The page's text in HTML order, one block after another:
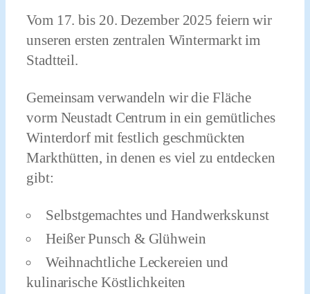
Vom 17. bis 20. Dezember 2025 feiern wir
unseren ersten zentralen Wintermarkt im
Stadtteil.
Gemeinsam verwandeln wir die Fläche
vorm Neustadt Centrum in ein gemütliches
Winterdorf mit festlich geschmückten
Markthütten, in denen es viel zu entdecken
gibt:
Selbstgemachtes und Handwerkskunst
Heißer Punsch & Glühwein
Weihnachtliche Leckereien und
kulinarische Köstlichkeiten